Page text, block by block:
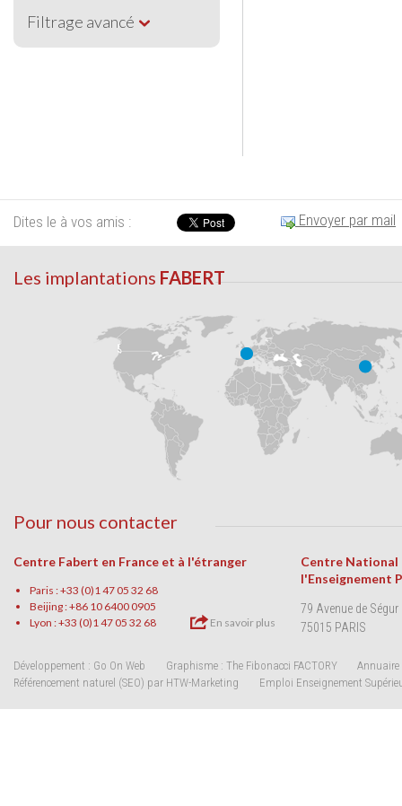
Filtrage avancé
Dites le à vos amis : Envoyer par mail
Les implantations FABERT
Pour nous contacter
Centre Fabert en France et à l'étranger
Paris : +33 (0)1 47 05 32 68
Beijing : +86 10 6400 0905
Lyon : +33 (0)1 47 05 32 68
En savoir plus
Centre National
l'Enseignement
79 Avenue de Ségur
75015 PARIS
Développement : Go On Web Graphisme : The Fibonacci FACTORY
Annuaire
Référencement naturel (SEO) par HTW-Marketing
Emploi Enseignement